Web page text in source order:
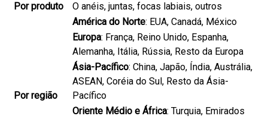
Por produto
O anéis, juntas, focas labiais, outros
Por região
América do Norte: EUA, Canadá, México
Europa: França, Reino Unido, Espanha,
Alemanha, Itália, Rússia, Resto da Europa
Ásia-Pacífico: China, Japão, Índia, Austrália,
ASEAN, Coréia do Sul, Resto da Ásia-
Pacífico
Oriente Médio e África: Turquia, Emirados